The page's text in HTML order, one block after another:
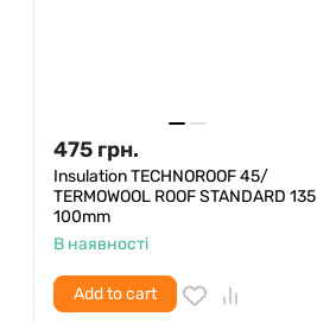
475 грн.
Insulation TECHNOROOF 45/
TERMOWOOL ROOF STANDARD 135
100mm
В наявності
Add to cart